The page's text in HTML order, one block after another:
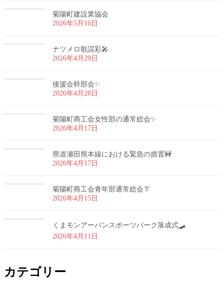
菊陽町建設業協会
2026年5月16日
ナツメロ歌謡彩🎤
2026年4月29日
後援会幹部会✨
2026年4月28日
菊陽町商工会女性部の通常総会✨
2026年4月17日
県道瀬田熊本線における緊急の措置🚧
2026年4月17日
菊陽町商工会青年部通常総会👔
2026年4月15日
くまモンアーバンスポーツパーク落成式🛹
2026年4月11日
カテゴリー